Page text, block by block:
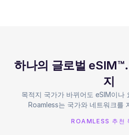
하나의 글로벌
지
목적지 국가가 바뀌어도 eSIM이나
Roamless는 국가와 네트워크를
ROAMLESS 추천